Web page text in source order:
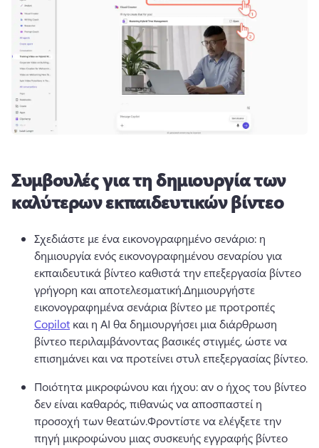
Συμβουλές για τη δημιουργία των
καλύτερων εκπαιδευτικών βίντεο
Σχεδιάστε με ένα εικονογραφημένο σενάριο: η
δημιουργία ενός εικονογραφημένου σεναρίου για
εκπαιδευτικά βίντεο καθιστά την επεξεργασία βίντεο
γρήγορη και αποτελεσματική.Δημιουργήστε
εικονογραφημένα σενάρια βίντεο με προτροπές
Copilot και η AI θα δημιουργήσει μια διάρθρωση
βίντεο περιλαμβάνοντας βασικές στιγμές, ώστε να
Ποιότητα μικροφώνου και ήχου: αν ο ήχος του βίντεο
δεν είναι καθαρός, πιθανώς να αποσπαστεί η
προσοχή των θεατών.Φροντίστε να ελέγξετε την
πηγή μικροφώνου μιας συσκευής εγγραφής βίντεο